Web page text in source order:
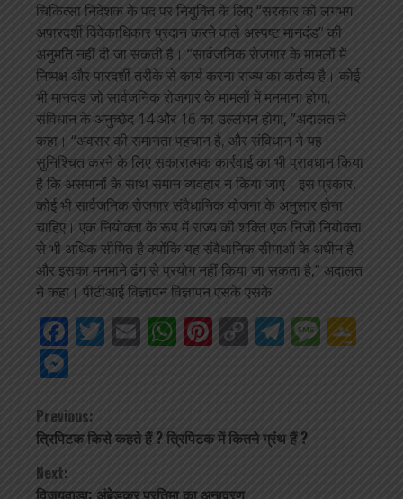
चिकित्सा निदेशक के पद पर नियुक्ति के लिए “सरकार को लगभग
अपारदर्शी विवेकाधिकार प्रदान करने वाले अस्पष्ट मानदंड” की
अनुमति नहीं दी जा सकती है। “सार्वजनिक रोजगार के मामलों में
निष्पक्ष और पारदर्शी तरीके से कार्य करना राज्य का कर्तव्य है। कोई
भी मानदंड जो सार्वजनिक रोजगार के मामलों में मनमाना होगा,
संविधान के अनुच्छेद 14 और 16 का उल्लंघन होगा, ”अदालत ने
कहा। “अवसर की समानता पहचान है, और संविधान ने यह
सुनिश्चित करने के लिए सकारात्मक कार्रवाई का भी प्रावधान किया
है कि असमानों के साथ समान व्यवहार न किया जाए। इस प्रकार,
कोई भी सार्वजनिक रोजगार संवैधानिक योजना के अनुसार होना
चाहिए। एक नियोक्ता के रूप में राज्य की शक्ति एक निजी नियोक्ता
से भी अधिक सीमित है क्योंकि यह संवैधानिक सीमाओं के अधीन है
और इसका मनमाने ढंग से प्रयोग नहीं किया जा सकता है,” अदालत
ने कहा। पीटीआई विज्ञापन विज्ञापन एसके एसके
Facebook
Twitter
EmailWhatsApp
Pinterest
Copy
Continue
Reading
Previous:
त्रिपिटक किसे कहते हैं ? त्रिपिटक में कितने ग्रंथ हैं ?
Next:
विजयवाड़ा: अंबेडकर प्रतिमा का अनावरण